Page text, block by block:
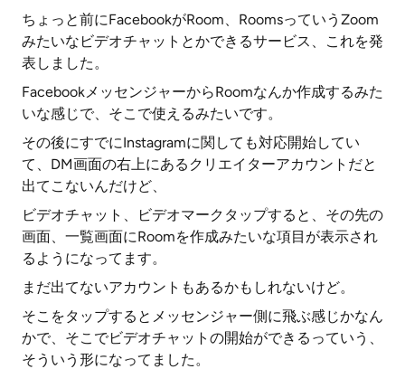
ちょっと前にFacebookがRoom、RoomsっていうZoom
みたいなビデオチャットとかできるサービス、これを発
表しました。
FacebookメッセンジャーからRoomなんか作成するみた
いな感じで、そこで使えるみたいです。
その後にすでにInstagramに関しても対応開始してい
て、DM画面の右上にあるクリエイターアカウントだと
出てこないんだけど、
ビデオチャット、ビデオマークタップすると、その先の
画面、一覧画面にRoomを作成みたいな項目が表示され
るようになってます。
まだ出てないアカウントもあるかもしれないけど。
そこをタップするとメッセンジャー側に飛ぶ感じかなん
かで、そこでビデオチャットの開始ができるっていう、
そういう形になってました。